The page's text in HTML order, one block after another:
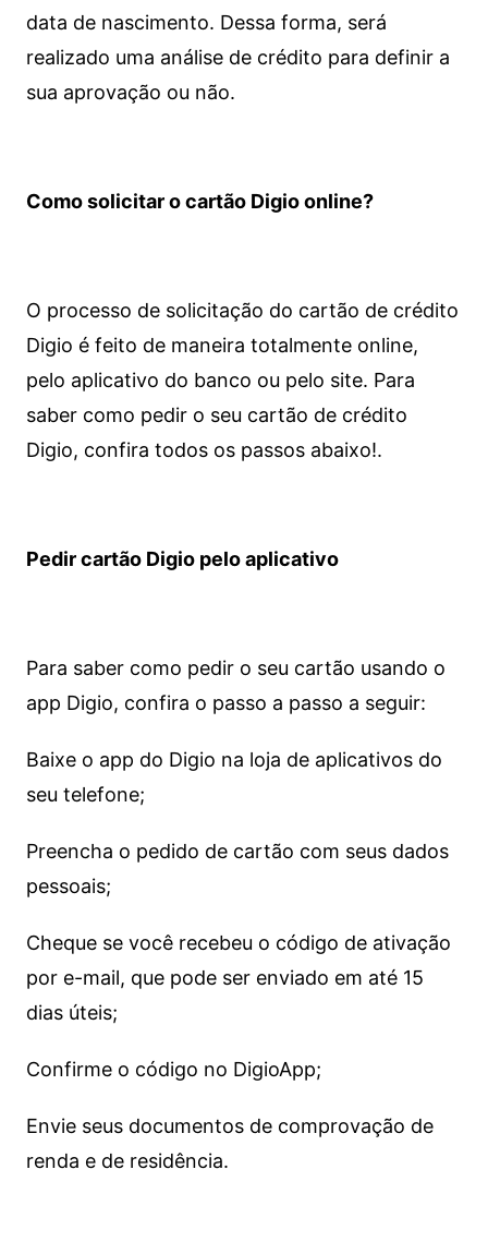
data de nascimento. Dessa forma, será
realizado uma análise de crédito para definir a
sua aprovação ou não.
Como solicitar o cartão Digio online?
O processo de solicitação do cartão de crédito
Digio é feito de maneira totalmente online,
pelo aplicativo do banco ou pelo site. Para
saber como pedir o seu cartão de crédito
Digio, confira todos os passos abaixo!.
Pedir cartão Digio pelo aplicativo
Para saber como pedir o seu cartão usando o
app Digio, confira o passo a passo a seguir:
Baixe o app do Digio na loja de aplicativos do
seu telefone;
Preencha o pedido de cartão com seus dados
pessoais;
Cheque se você recebeu o código de ativação
por e-mail, que pode ser enviado em até 15
dias úteis;
Confirme o código no DigioApp;
Envie seus documentos de comprovação de
renda e de residência.